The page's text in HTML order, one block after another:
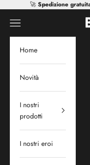
Vai al contenuto
🚀 Spedizione
Apri il menu di
Home
Novità
I nostri
prodotti
I nostri eroi